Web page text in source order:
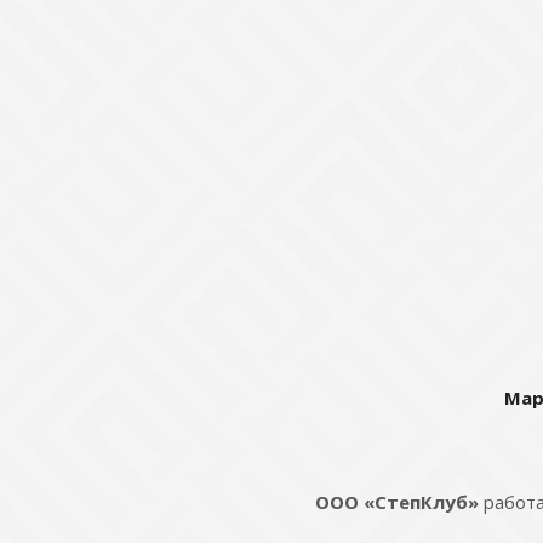
ООО «СтепКлуб»